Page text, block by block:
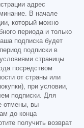
адрес
В начале
который можно
периода и только
подписка будет
подписки в
страницы
посредством
от страны или
при условии,
подписки. Для
отмены, вы
до конца
получить возврат